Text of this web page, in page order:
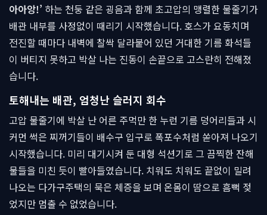
아아앙!’ 하는 천둥 같은 굉음과 함께 초고압의 맹렬한 물줄기가
배관 내부를 사정없이 때리기 시작했습니다. 호스가 요동치며
전진할 때마다 내벽에 찰싹 달라붙어 있던 거대한 기름 화석들
이 버티지 못하고 박살 나는 진동이 손끝으로 고스란히 전해졌
습니다.
토해내는 배관, 엄청난 슬러지 회수
고압 물줄기에 박살 난 어른 주먹만 한 누런 기름 덩어리들과 시
커먼 썩은 찌꺼기들이 배수구 입구로 폭포수처럼 쏟아져 나오기
시작했습니다. 미리 대기시켜 둔 대형 석션기로 그 끔찍한 잔해
물들을 미친 듯이 빨아들였습니다. 치워도 치워도 끝없이 밀려
나오는 다가구주택의 묵은 체증을 보며 온몸이 땀으로 흠뻑 젖
었지만 멈출 수 없었습니다.